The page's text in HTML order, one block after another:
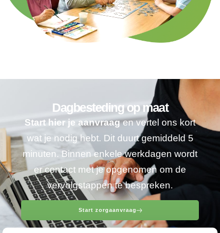
Dagbesteding op maat
Start hier je aanvraagen vertel ons kort
wat je nodig hebt. Dit duurt gemiddeld 5
minuten. Binnen enkele werkdagen wordt
er contact met je opgenomen om de
vervolgstappen te bespreken.
Start zorgaanvraag